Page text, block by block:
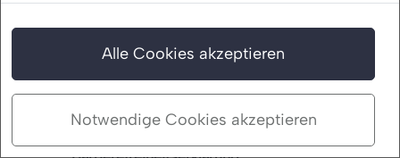
Rechtliches
Datenschutz
Alle Cookies akzeptieren
Notwendige Cookies akzeptieren